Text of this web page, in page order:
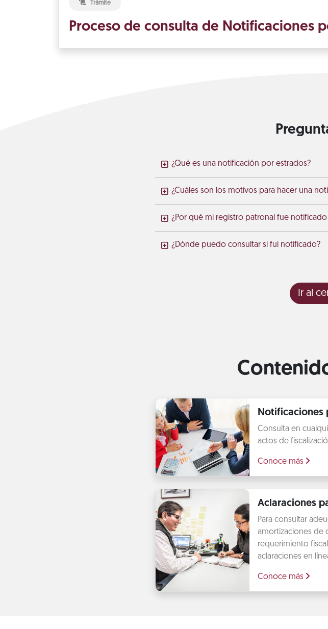
Trámite
Proceso de consulta de Notificaciones
¿Qué es una notificación por estrados?
¿Cuáles son los motivos para hacer una
¿Por qué mi registro patronal fue
¿Dónde puedo consultar si fui notificado?
Ir al
Notificaciones
Consulta en
actos de
Conoce más
Aclaraciones
Para consultar
amortizaciones de
requerimiento
aclaraciones en
Conoce más